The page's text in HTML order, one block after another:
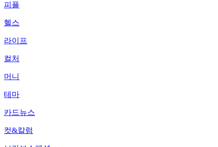
피플
헬스
라이프
컬처
머니
테마
카드뉴스
컷&칼럼